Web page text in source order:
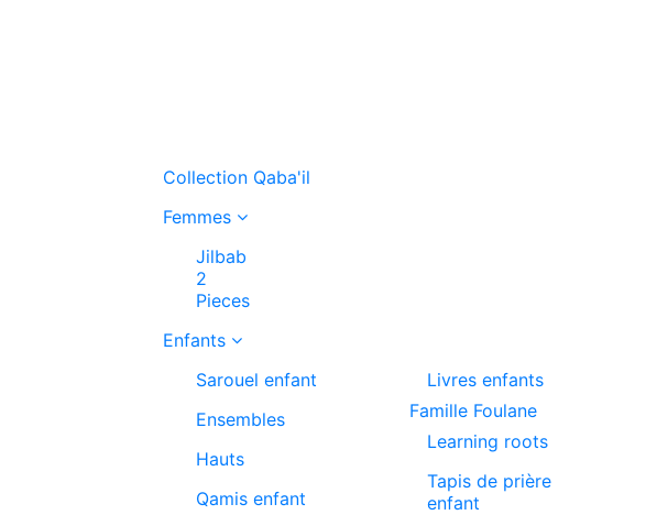
Collection Qaba'il
Femmes
Jilbab
2
Pieces
Enfants
Sarouel enfant
Ensembles
Hauts
Qamis enfant
Livres enfants
Famille Foulane
Learning roots
Tapis de prière
enfant